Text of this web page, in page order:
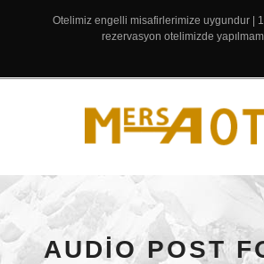
Otelimiz engelli misafirlerimize uygundur |
rezervasyon otelimizde
AUDIO POST